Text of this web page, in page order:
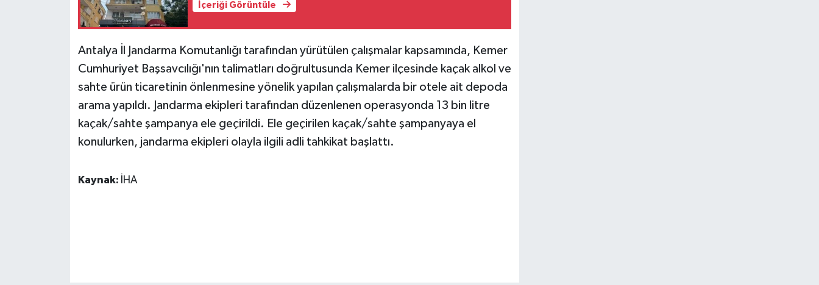
İçeriği Görüntüle
Antalya İl Jandarma Komutanlığı tarafından yürütülen çalışmalar kapsamında, Kemer
Cumhuriyet Başsavcılığı'nın talimatları doğrultusunda Kemer ilçesinde kaçak alkol ve
sahte ürün ticaretinin önlenmesine yönelik yapılan çalışmalarda bir otele ait depoda
arama yapıldı. Jandarma ekipleri tarafından düzenlenen operasyonda 13 bin litre
kaçak/sahte şampanya ele geçirildi. Ele geçirilen kaçak/sahte şampanyaya el
konulurken, jandarma ekipleri olayla ilgili adli tahkikat başlattı.
Kaynak: İHA
İş Dünyası
Jandarma
KÜLTÜR SANAT
MAGAZİN